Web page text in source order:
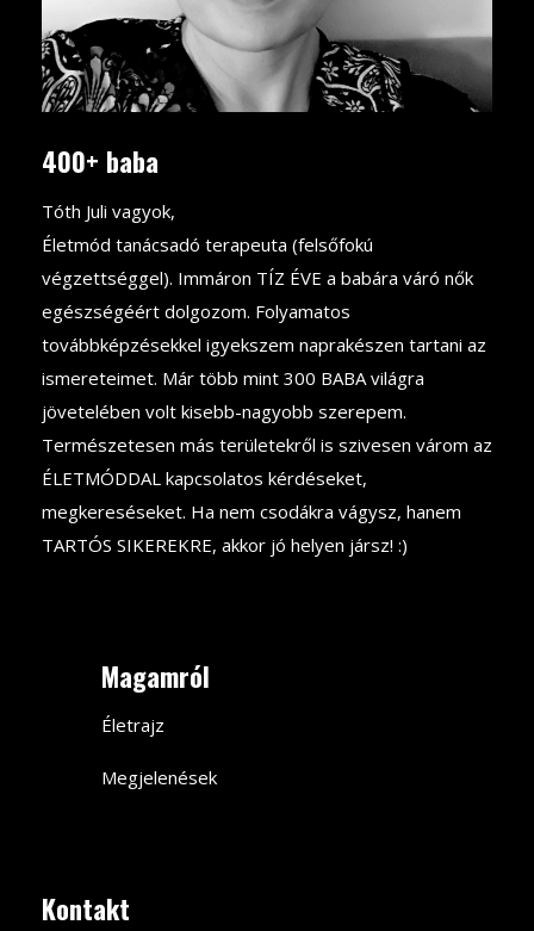
400+ baba
Tóth Juli vagyok,
Életmód tanácsadó terapeuta (felsőfokú
végzettséggel). Immáron TÍZ ÉVE a babára váró nők
egészségéért dolgozom. Folyamatos
továbbképzésekkel igyekszem naprakészen tartani az
ismereteimet. Már több mint 300 BABA világra
jövetelében volt kisebb-nagyobb szerepem.
Természetesen más területekről is szivesen várom az
ÉLETMÓDDAL kapcsolatos kérdéseket,
megkereséseket. Ha nem csodákra vágysz, hanem
TARTÓS SIKEREKRE, akkor jó helyen jársz! :)
Magamról
Életrajz
Megjelenések
Kontakt